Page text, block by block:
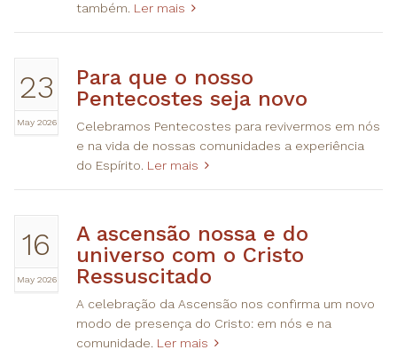
também. Ler mais
23
May 2026
Para que o nosso
Pentecostes seja novo
Celebramos Pentecostes para revivermos em nós
e na vida de nossas comunidades a experiência
do Espírito. Ler mais
16
May 2026
A ascensão nossa e do
universo com o Cristo
Ressuscitado
A celebração da Ascensão nos confirma um novo
modo de presença do Cristo: em nós e na
comunidade. Ler mais